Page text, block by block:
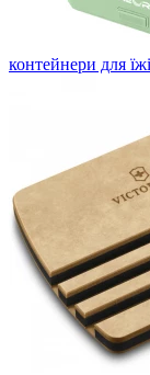
контейнери для їжі